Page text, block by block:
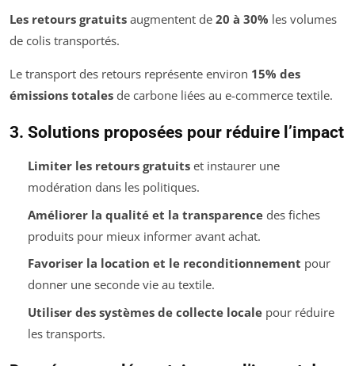
Les retours gratuits augmentent de 20 à 30% les volumes
de colis transportés.
Le transport des retours représente environ 15% des
émissions totales de carbone liées au e-commerce textile.
3. Solutions proposées pour réduire l’impact
Limiter les retours gratuitset instaurer une
modération dans les politiques.
Améliorer la qualité et la transparencedes fiches
produits pour mieux informer avant achat.
Favoriser la location et le reconditionnement pour
donner une seconde vie au textile.
Utiliser des systèmes de collecte localepour réduire
les transports.